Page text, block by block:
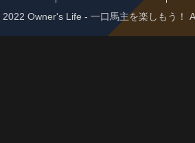
Owner's Life - 一口馬主を楽しもう！